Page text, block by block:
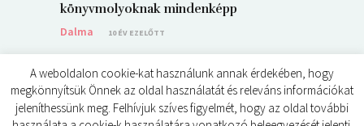
könyvmolyoknak mindenképp
Dalma
10 ÉV EZELŐTT
A weboldalon cookie-kat használunk annak érdekében, hogy
megkönnyítsük Önnek az oldal használatát és releváns információkat
jeleníthessünk meg. Felhívjuk szíves figyelmét, hogy az oldal további